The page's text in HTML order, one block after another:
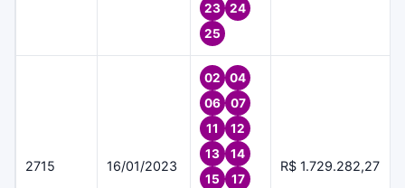
23
24
25
2715 16/01/2023
02
04
06
07
11
12
13
14
15
17
R$ 1.729.282,27